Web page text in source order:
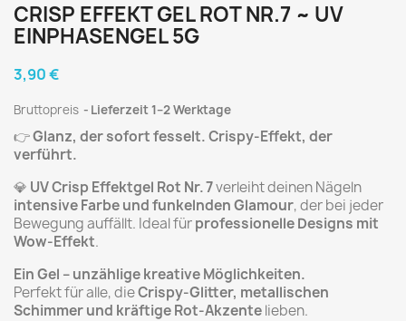
CRISP EFFEKT GEL ROT NR.7 ~ UV
EINPHASENGEL 5G
3,90 €
Bruttopreis Lieferzeit 1–2 Werktage
👉Glanz, der sofort fesselt. Crispy-Effekt, der
verführt.
💎 UV Crisp Effektgel Rot Nr. 7verleiht deinen Nägeln
intensive Farbe und funkelnden Glamour, der bei jeder
Bewegung auffällt. Ideal fürprofessionelle Designs mit
Wow-Effekt.
Ein Gel – unzählige kreative Möglichkeiten.
Perfekt für alle, dieCrispy-Glitter, metallischen
Schimmer und kräftige Rot-Akzentelieben.